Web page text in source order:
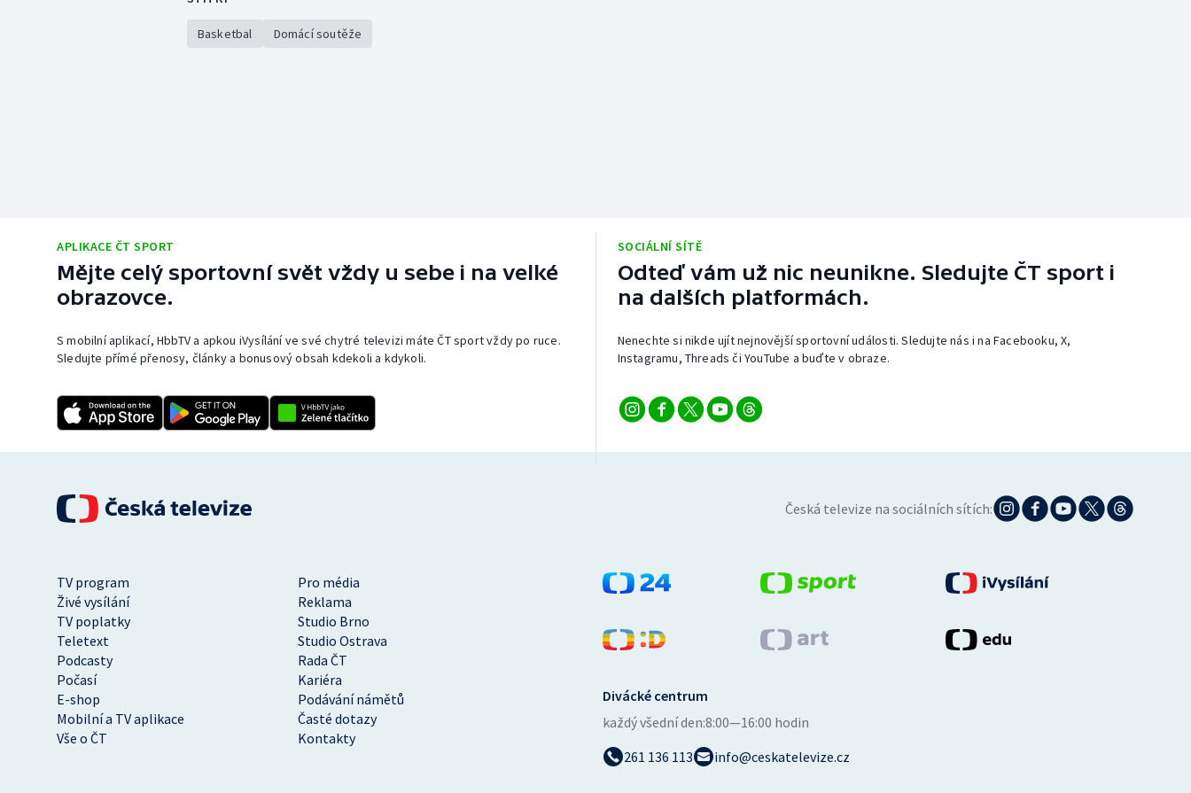
Basketbal Domácí soutěže
APLIKACE ČT SPORT
Mějte celý sportovní svět vždy u sebe i na velké
obrazovce.
S mobilní aplikací, HbbTV a apkou iVysílání ve své chytré televizi máte ČT sport vždy po ruce.
Sledujte přímé přenosy, články a bonusový obsah kdekoli a kdykoli.
SOCIÁLNÍ SÍTĚ
Odteď vám už nic neunikne. Sledujte ČT sport i
na dalších platformách.
Nenechte si nikde ujít nejnovější sportovní události. Sledujte nás i na Facebooku, X,
Instagramu, Threads či YouTube a buďte v obraze.
Česká televize na sociálních sítích:
TV program
Pro média
Živé vysílání
Reklama
TV poplatky
Studio Brno
Teletext
Studio Ostrava
Podcasty
Rada ČT
Počasí
Kariéra
E-shop
Podávání námětů
Mobilní a TV aplikace
Časté dotazy
Vše o ČT
Kontakty
Divácké centrum
každý všední den:8:00—16:00 hodin
261 136 113
info@ceskatelevize.cz